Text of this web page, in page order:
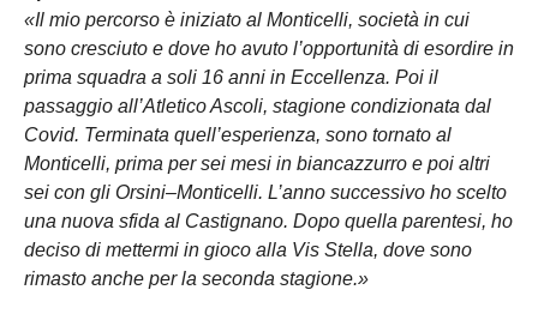
«Il mio percorso è iniziato al Monticelli, società in cui
sono cresciuto e dove ho avuto l’opportunità di esordire in
prima squadra a soli 16 anni in Eccellenza. Poi il
passaggio all’Atletico Ascoli, stagione condizionata dal
Covid. Terminata quell’esperienza, sono tornato al
Monticelli, prima per sei mesi in biancazzurro e poi altri
sei con gli Orsini–Monticelli. L’anno successivo ho scelto
una nuova sfida al Castignano. Dopo quella parentesi, ho
deciso di mettermi in gioco alla Vis Stella, dove sono
rimasto anche per la seconda stagione.»